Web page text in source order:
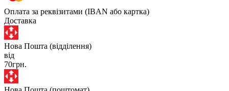
Оплата за реквізитами (IBAN або картка)
Доставка
Нова Пошта (відділення)
від
70грн.